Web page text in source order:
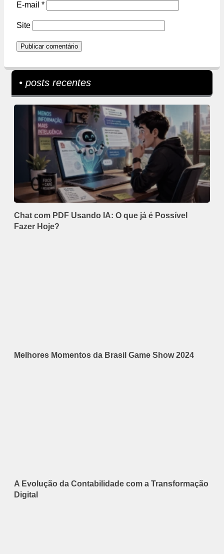
E-mail *
Site
• posts recentes
Chat com PDF Usando IA: O que já é Possível
Fazer Hoje?
Melhores Momentos da Brasil Game Show 2024
A Evolução da Contabilidade com a Transformação
Digital